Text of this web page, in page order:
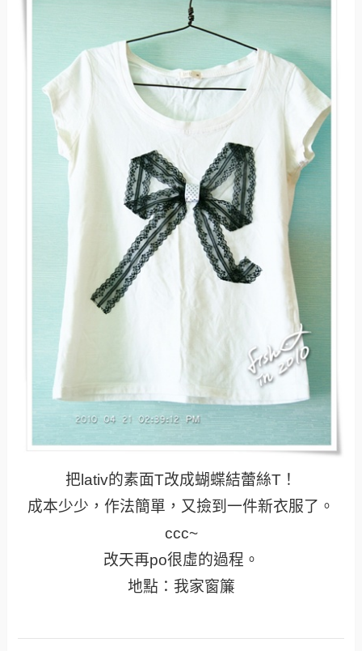
把lativ的素面T改成蝴蝶結蕾絲T！
成本少少，作法簡單，又撿到一件新衣服了。
ccc~
改天再po很虛的過程。
地點：我家窗簾